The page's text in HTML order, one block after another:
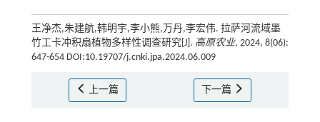
王净杰,朱建航,韩明宇,李小熊,万丹,李宏伟. 拉萨河流域墨
竹工卡冲积扇植物多样性调查研究[J]. 高原农业, 2024, 8(06):
647-654 DOI:10.19707/j.cnki.jpa.2024.06.009
上一篇 下一篇